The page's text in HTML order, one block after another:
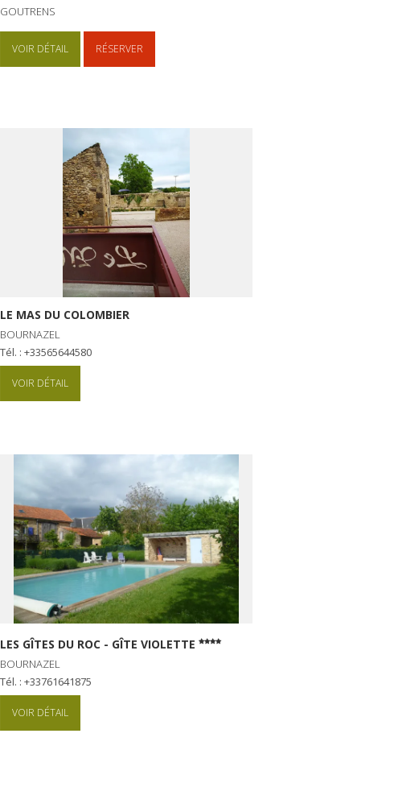
GOUTRENS
VOIR DÉTAIL RÉSERVER
LE MAS DU COLOMBIER
BOURNAZEL
Tél. : +33565644580
VOIR DÉTAIL
LES GÎTES DU ROC - GÎTE VIOLETTE
BOURNAZEL
Tél. : +33761641875
VOIR DÉTAIL